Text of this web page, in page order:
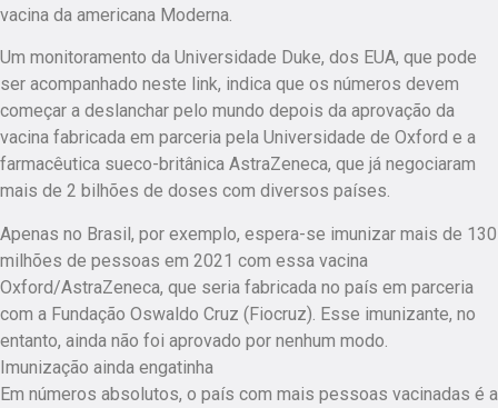
vacina da americana Moderna.
Um monitoramento da Universidade Duke, dos EUA, que pode
ser acompanhado neste link, indica que os números devem
começar a deslanchar pelo mundo depois da aprovação da
vacina fabricada em parceria pela Universidade de Oxford e a
farmacêutica sueco-britânica AstraZeneca, que já negociaram
mais de 2 bilhões de doses com diversos países.
Apenas no Brasil, por exemplo, espera-se imunizar mais de 130
milhões de pessoas em 2021 com essa vacina
Oxford/AstraZeneca, que seria fabricada no país em parceria
com a Fundação Oswaldo Cruz (Fiocruz). Esse imunizante, no
entanto, ainda não foi aprovado por nenhum modo.
Imunização ainda engatinha
Em números absolutos, o país com mais pessoas vacinadas é a